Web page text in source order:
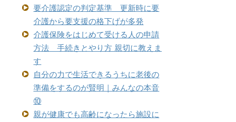
要介護認定の判定基準 更新時に要
介護から要支援の格下げが多発
介護保険をはじめて受ける人の申請
方法 手続きとやり方 親切に教えま
す
自分の力で生活できるうちに老後の
準備をするのが賢明｜みんなの本音
⑩
親が健康でも高齢になったら施設に